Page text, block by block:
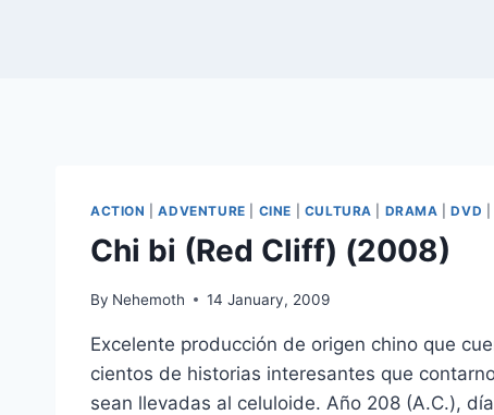
ACTION |ADVENTURE CINE CULTURA DRAMA |DVD
Chi bi (Red Cliff) (2008)
By Nehemoth 14 January, 2009
Excelente producción de origen chino que
cientos de historias interesantes que
sean llevadas al celuloide. Año 208 (A.C.),